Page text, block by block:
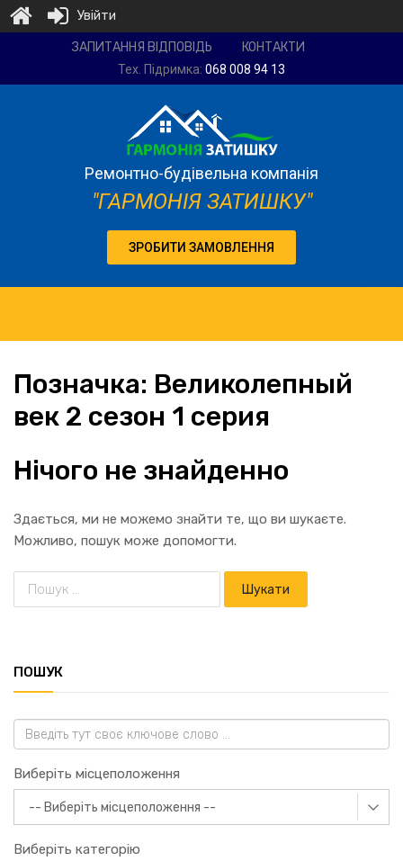
компанія
ЗАПИТАННЯ ВІДПОВІДЬ КОНТАКТИ
Тех. Підримка: 068 008 94 13
Ремонтно-будівельна компанія
"ГАРМОНІЯ ЗАТИШКУ"
ЗРОБИТИ ЗАМОВЛЕННЯ
Позначка: Великолепный
век 2 сезон 1 серия
Нічого не знайденно
Здається, ми не можемо знайти те, що ви шукаєте.
Можливо, пошук може допомогти.
ПОШУК
Виберіть місцеположення
Виберіть категорію
Увійти